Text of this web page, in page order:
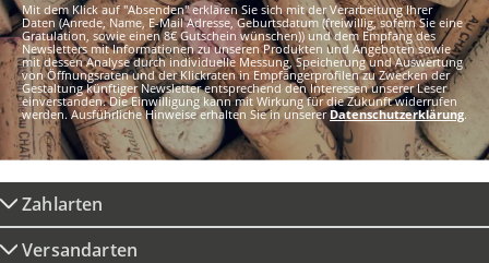
Mit dem Klick auf "Absenden" erklären Sie sich mit der Verarbeitung Ihrer
Daten (Anrede, Name, E-Mail Adresse, Geburtsdatum (freiwillig, sofern Sie eine
Gratulation, sowie einen 8€ Gutschein wünschen)) und dem Empfang des
Newsletters mit Informationen zu unseren Produkten und Angeboten sowie
mit dessen Analyse durch individuelle Messung, Speicherung und Auswertung
von Öffnungsraten und der Klickraten in Empfängerprofilen zu Zwecken der
Gestaltung künftiger Newsletter entsprechend den Interessen unserer Leser
einverstanden. Die Einwilligung kann mit Wirkung für die Zukunft widerrufen
werden. Ausführliche Hinweise erhalten Sie in unsererDatenschutzerklärung.
Zahlarten
Versandarten